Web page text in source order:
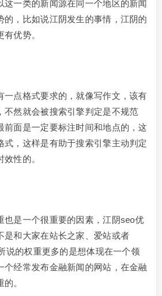
这一类的新闻源在同一个地区的新闻
的，比如说江阴发生的事情，江阴的
优势。
一点格式要求的，就像写作文，该有
不然就会被搜索引擎判定是不规范
前面是一定要标注时间和地点的，这
式，这样是有助于搜索引擎主动判定
性的。
也是一个很重要的因素，江阴seo优
是和大家在站长之家、爱站或者
说的权重更多的是想体现在一个领
个经常发布金融新闻的网站，在金融
。